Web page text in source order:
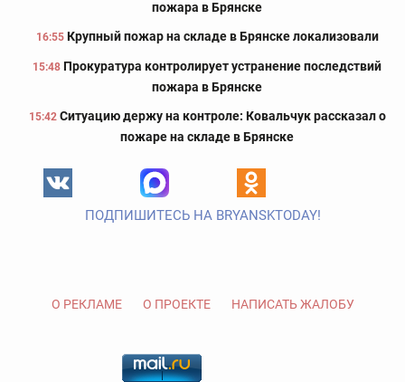
пожара в Брянске
16:55 Крупный пожар на складе в Брянске локализовали
15:48 Прокуратура контролирует устранение последствий
пожара в Брянске
15:42 Ситуацию держу на контроле: Ковальчук рассказал о
пожаре на складе в Брянске
ПОДПИШИТЕСЬ НА BRYANSKTODAY!
О РЕКЛАМЕ О ПРОЕКТЕ НАПИСАТЬ ЖАЛОБУ